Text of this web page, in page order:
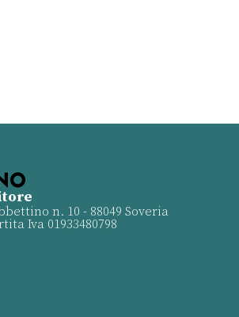
n. 10 - 88049 Soveria
Iva 01933480798